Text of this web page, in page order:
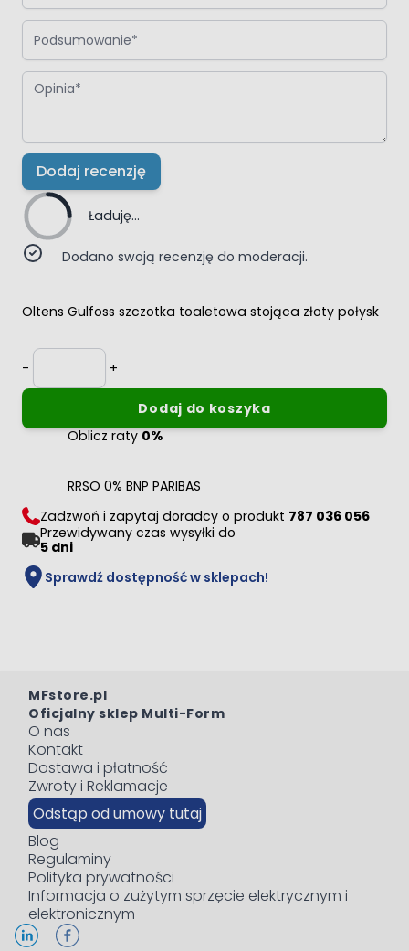
Podsumowanie
Opinia
Dodaj recenzję
Ładuję...
Dodano swoją recenzję do moderacji.
Oltens Gulfoss szczotka toaletowa stojąca złoty połysk
-
Ilość
+
Dodaj do koszyka
Oblicz raty0%
RRSO 0% BNP PARIBAS
Zadzwoń i zapytaj doradcy o produkt 787 036 056
Przewidywany czas wysyłki do
5 dni
Sprawdź dostępność w sklepach!
MFstore.pl
Oficjalny sklep Multi-Form
O nas
Kontakt
Dostawa i płatność
Zwroty i Reklamacje
Odstąp od umowy tutaj
Blog
Regulaminy
Polityka prywatności
Informacja o zużytym sprzęcie elektrycznym i
elektronicznym